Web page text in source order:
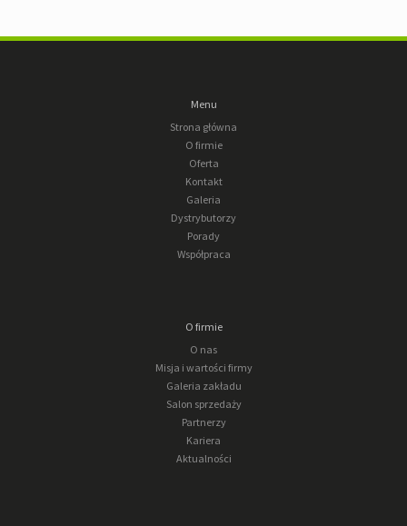
Menu
Strona główna
O firmie
Oferta
Kontakt
Galeria
Dystrybutorzy
Porady
Współpraca
O firmie
O nas
Misja i wartości firmy
Galeria zakładu
Salon sprzedaży
Partnerzy
Kariera
Aktualności